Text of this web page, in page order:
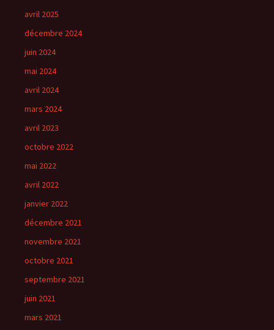
avril 2025
décembre 2024
juin 2024
mai 2024
avril 2024
mars 2024
avril 2023
octobre 2022
mai 2022
avril 2022
janvier 2022
décembre 2021
novembre 2021
octobre 2021
septembre 2021
juin 2021
mars 2021